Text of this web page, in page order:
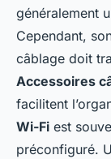
généralement
Cependant,
câblage doit
Accessoires
facilitent
Wi-Fi est
préconfiguré.